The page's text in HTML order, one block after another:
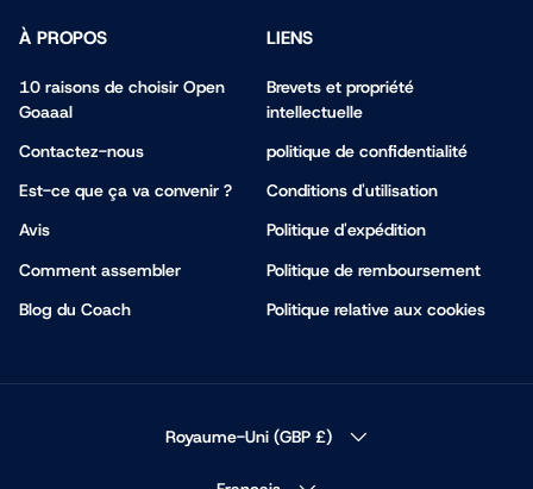
À PROPOS
10 raisons de choisir Open
Goaaal
Contactez-nous
Est-ce que ça va convenir ?
Avis
Comment assembler
Blog du Coach
LIENS
Brevets et propriété
intellectuelle
politique de confidentialité
Conditions d'utilisation
Politique d'expédition
Politique de remboursement
Politique relative aux cookies
PAYS
Royaume-Uni (GBP £)